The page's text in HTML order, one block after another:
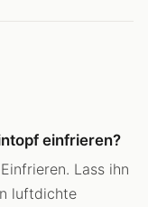
einfrieren?
Lass ihn
luftdichte